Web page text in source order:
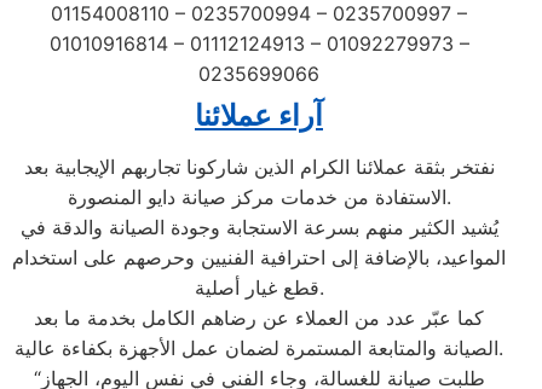
01154008110 – 0235700994 – 0235700997 –
01010916814 – 01112124913 – 01092279973 –
0235699066
آراء عملائنا
نفتخر بثقة عملائنا الكرام الذين شاركونا تجاربهم الإيجابية بعد
الاستفادة من خدمات مركز صيانة دايو المنصورة.
يُشيد الكثير منهم بسرعة الاستجابة وجودة الصيانة والدقة في
المواعيد، بالإضافة إلى احترافية الفنيين وحرصهم على استخدام
قطع غيار أصلية.
كما عبّر عدد من العملاء عن رضاهم الكامل بخدمة ما بعد
الصيانة والمتابعة المستمرة لضمان عمل الأجهزة بكفاءة عالية.
“طلبت صيانة للغسالة، وجاء الفني في نفس اليوم، الجهاز